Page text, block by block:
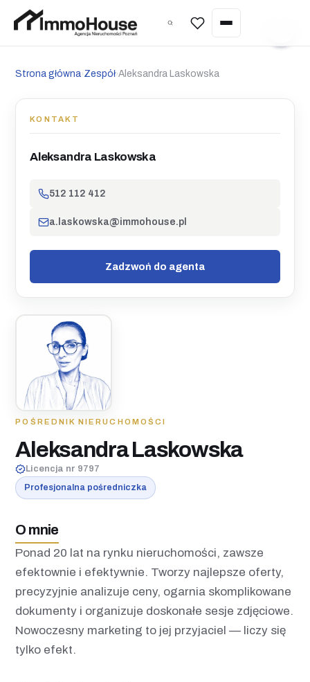
Wycena nieruchomości
Kupno nieruchomości
Inwestycje pod najem (Poznań)
Strona główna›Zespół›Aleksandra Laskowska
POŚREDNIK NIERUCHOMOŚCI
Aleksandra Laskowska
Licencja nr 9797
Profesjonalna pośredniczka
O mnie
Ponad 20 lat na rynku nieruchomości, zawsze
efektownie i efektywnie. Tworzy najlepsze oferty,
precyzyjnie analizuje ceny, ogarnia skomplikowane
dokumenty i organizuje doskonałe sesje zdjęciowe.
Nowoczesny marketing to jej przyjaciel — liczy się
tylko efekt.
KONTAKT
Aleksandra Laskowska
512 112 412
a.laskowska@immohouse.pl
Zadzwoń do agenta